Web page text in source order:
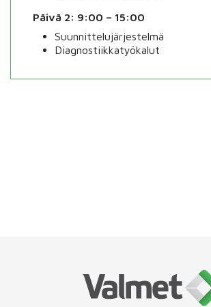
Päivä 2: 9:00 – 15:00
Suunnittelujärjestelmä
Diagnostiikkatyökalut